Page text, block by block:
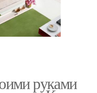
руками